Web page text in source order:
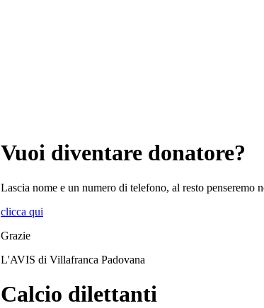
Vuoi diventare donatore?
Lascia nome e un numero di telefono, al resto penseremo
clicca qui
Grazie
L'AVIS di Villafranca Padovana
Calcio dilettanti